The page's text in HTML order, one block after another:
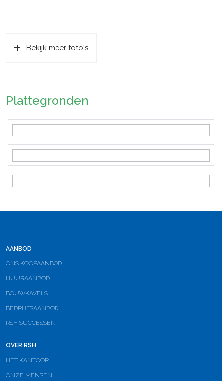
Bekijk meer foto's
Plattegronden
AANBOD
ONS KOOPAANBOD
HUURAANBOD
BOUWKAVELS
BEDRIJFSAANBOD
RSH SUCCESSEN
OVER RSH
HET KANTOOR
ONZE MENSEN